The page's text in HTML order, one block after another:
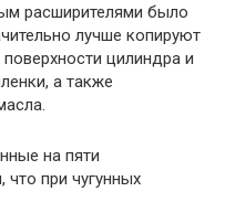
расширителями было
лучше копируют
цилиндра и
а также
на пяти
при чугунных